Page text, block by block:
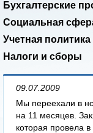
Бухгалтерские
Социальная
Учетная политика
Налоги и сборы
09.07.2009
Мы переехали в
на 11 месяцев.
которая провела